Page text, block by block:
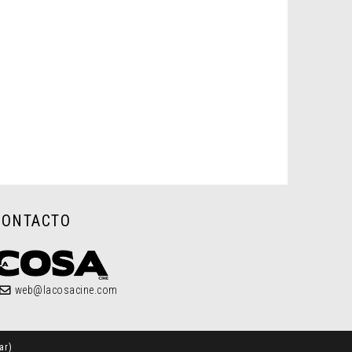
web@lacosacine.com
)